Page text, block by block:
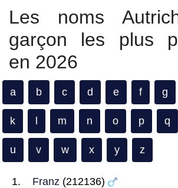
Les noms
garçon les plus
en 2026
a b c d e f g
k m n o p q
u v w x y z
Franz (212136)